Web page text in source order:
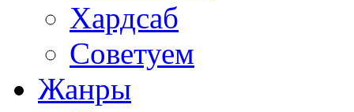
Хардсаб
Советуем
Жанры